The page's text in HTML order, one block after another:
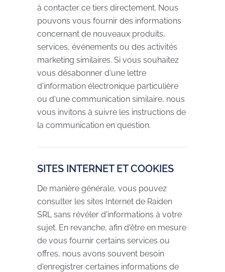
à contacter ce tiers directement. Nous
pouvons vous fournir des informations
concernant de nouveaux produits,
services, événements ou des activités
marketing similaires. Si vous souhaitez
vous désabonner d'une lettre
d'information électronique particulière
ou d'une communication similaire, nous
vous invitons à suivre les instructions de
la communication en question.
SITES INTERNET ET COOKIES
De manière générale, vous pouvez
consulter les sites Internet de Raiden
SRL sans révéler d'informations à votre
sujet. En revanche, afin d'être en mesure
de vous fournir certains services ou
offres, nous avons souvent besoin
d'enregistrer certaines informations de